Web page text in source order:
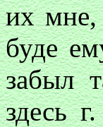
их мне,
буде
забыл
здесь